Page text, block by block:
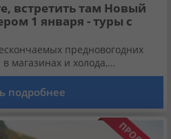
встретить там Новый
1 января - туры с
предновогодних
магазинах и холода,...
подробнее